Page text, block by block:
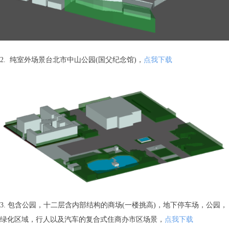
2. 纯室外场景台北市中山公园(国父纪念馆)， 点我下载
3. 包含公园，十二层含内部结构的商场(一楼挑高)，地下停车场，公园，
绿化区域，行人以及汽车的复合式住商办市区场景， 点我下载